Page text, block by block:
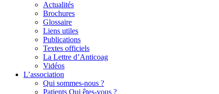
Actualités
Brochures
Glossaire
Liens utiles
Publications
Textes officiels
La Lettre d’Anticoag
Vidéos
L’association
Qui sommes-nous ?
Patients Qui êtes-vous ?